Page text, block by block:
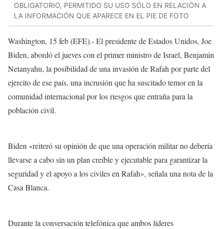
OBLIGATORIO, PERMITIDO SU USO SÓLO EN RELACIÓN A
LA INFORMACIÓN QUE APARECE EN EL PIE DE FOTO
Washington, 15 feb (EFE).- El presidente de Estados Unidos, Joe
Biden, abordó el jueves con el primer ministro de Israel, Benjamin
Netanyahu, la posibilidad de una invasión de Rafah por parte del
ejercito de ese país, una incrusión que ha suscitado temor en la
comunidad internacional por los riesgos que entraña para la
población civil.
Biden «reiteró su opinión de que una operación militar no debería
llevarse a cabo sin un plan creíble y ejecutable para garantizar la
seguridad y el apoyo a los civiles en Rafah», señala una nota de la
Casa Blanca.
Durante la conversación telefónica que ambos líderes